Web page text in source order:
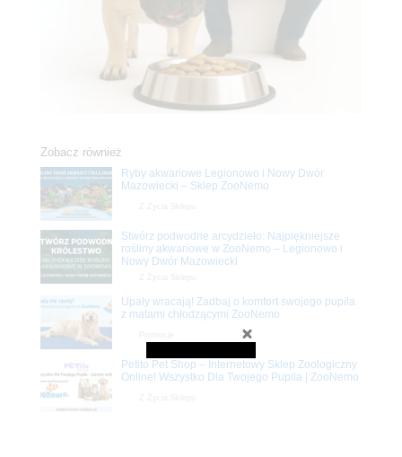
Zobacz również
Ryby akwariowe Legionowo i Nowy Dwór
Mazowiecki – Sklep ZooNemo
Stwórz podwodne arcydzieło: Najpiękniejsze
rośliny akwariowe w ZooNemo – Legionowo i
Nowy Dwór Mazowiecki
Upały wracają! Zadbaj o komfort swojego pupila
z matami chłodzącymi ZooNemo
Petito Pet Shop – Internetowy Sklep Zoologiczny
Online! Wszystko Dla Twojego Pupila | ZooNemo